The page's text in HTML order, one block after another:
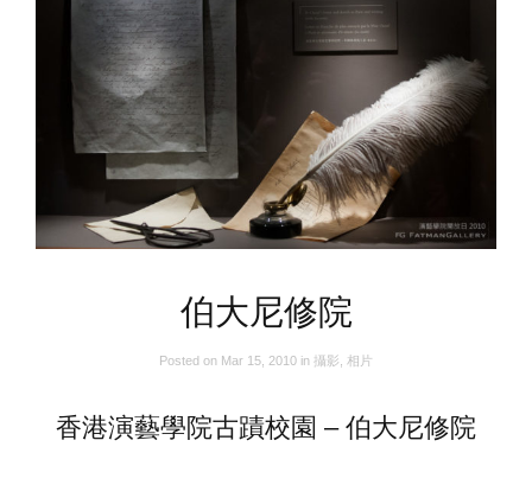
伯大尼修院
Posted on Mar 15, 2010 in 攝影 相片
香港演藝學院古蹟校園 – 伯大尼修院